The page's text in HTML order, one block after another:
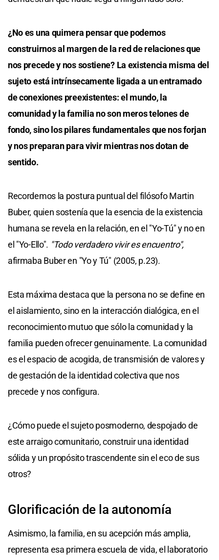
¿No es una quimera pensar que podemos
construirnos al margen de la red de relaciones que
nos precede y nos sostiene? La existencia misma del
sujeto está intrínsecamente ligada a un entramado
de conexiones preexistentes: el mundo, la
comunidad y la familia no son meros telones de
fondo, sino los pilares fundamentales que nos forjan
y nos preparan para vivir mientras nos dotan de
sentido.
Recordemos la postura puntual del filósofo Martin
Buber, quien sostenía que la esencia de la existencia
humana se revela en la relación, en el "Yo-Tú" y no en
el "Yo-Ello". "Todo verdadero vivir es encuentro",
afirmaba Buber en "Yo y Tú" (2005, p.23).
Esta máxima destaca que la persona no se define en
el aislamiento, sino en la interacción dialógica, en el
reconocimiento mutuo que sólo la comunidad y la
familia pueden ofrecer genuinamente. La comunidad
es el espacio de acogida, de transmisión de valores y
de gestación de la identidad colectiva que nos
precede y nos configura.
¿Cómo puede el sujeto posmoderno, despojado de
este arraigo comunitario, construir una identidad
sólida y un propósito trascendente sin el eco de sus
otros?
Glorificación de la autonomía
Asimismo, la familia, en su acepción más amplia,
representa esa primera escuela de vida, el laboratorio